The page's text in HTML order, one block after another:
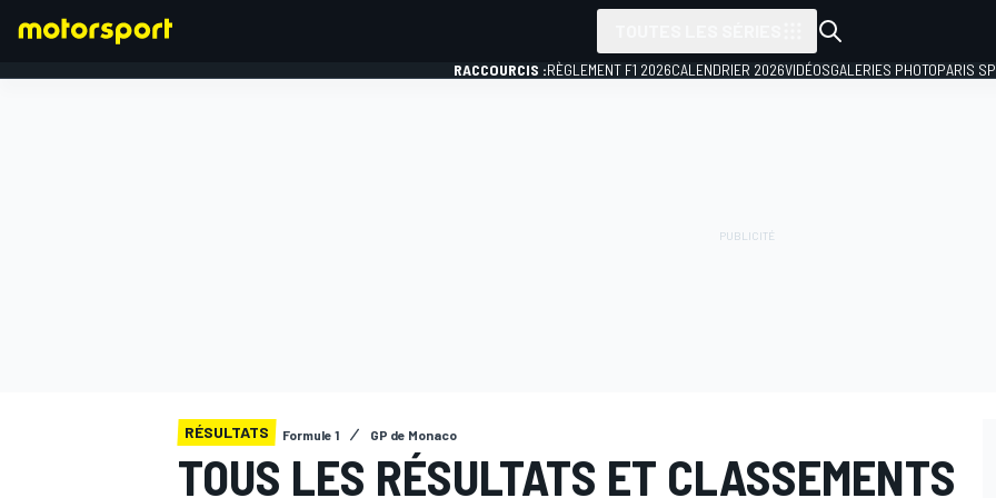
RACCOURCIS :RÈGLEMENT F1 2026CALENDRIER 2026VIDÉOSGALERIES PHOTOPARIS
RÉSULTATS Formule 1 GP de Monaco
TOUS LES RÉSULTATS ET CLASSEMENTS